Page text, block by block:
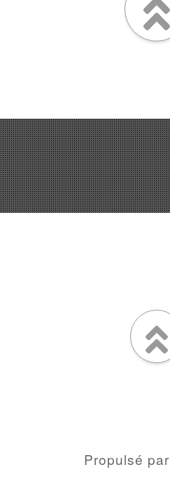
Propulsé par